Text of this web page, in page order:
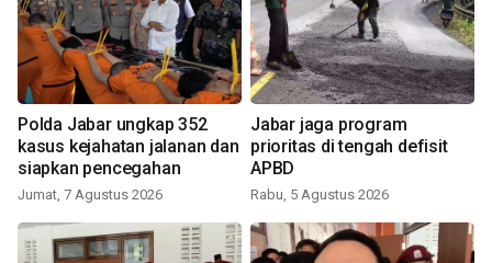
Polda Jabar ungkap 352
kasus kejahatan jalanan dan
siapkan pencegahan
Jumat, 7 Agustus 2026
Jabar jaga program
prioritas di tengah defisit
APBD
Rabu, 5 Agustus 2026